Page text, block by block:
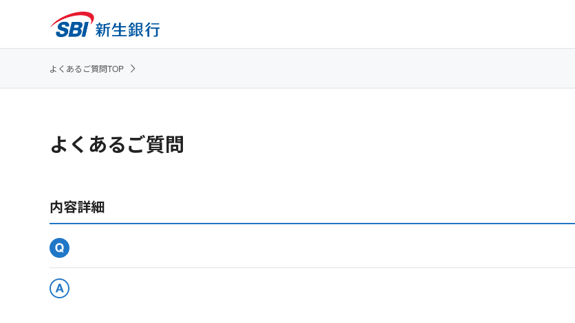
よくあるご質問TOP
よくあるご質問
内容詳細